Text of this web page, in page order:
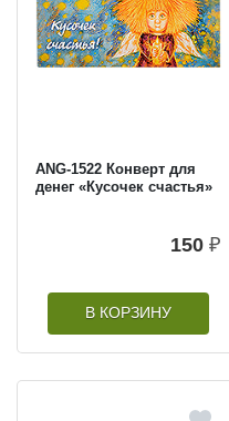
ANG-1522 Конверт для
денег «Кусочек счастья»
150 ₽
В КОРЗИНУ